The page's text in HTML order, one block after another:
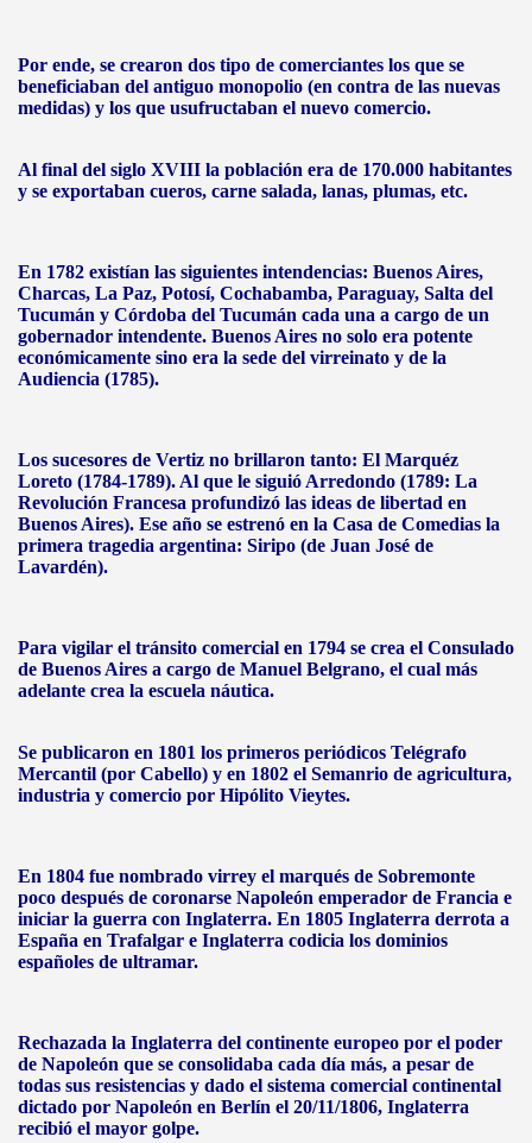
Por ende, se crearon dos tipo de comerciantes los que se
beneficiaban del antiguo monopolio (en contra de las nuevas
medidas) y los que usufructaban el nuevo comercio.
Al final del siglo XVIII la población era de 170.000 habitantes
y se exportaban cueros, carne salada, lanas, plumas, etc.
En 1782 existían las siguientes intendencias: Buenos Aires,
Charcas, La Paz, Potosí, Cochabamba, Paraguay, Salta del
Tucumán y Córdoba del Tucumán cada una a cargo de un
gobernador intendente. Buenos Aires no solo era potente
económicamente sino era la sede del virreinato y de la
Audiencia (1785).
Los sucesores de Vertiz no brillaron tanto: El Marquéz
Loreto (1784-1789). Al que le siguió Arredondo (1789: La
Revolución Francesa profundizó las ideas de libertad en
Buenos Aires). Ese año se estrenó en la Casa de Comedias la
primera tragedia argentina: Siripo (de Juan José de
Lavardén).
Para vigilar el tránsito comercial en 1794 se crea el Consulado
de Buenos Aires a cargo de Manuel Belgrano, el cual más
adelante crea la escuela náutica.
Se publicaron en 1801 los primeros periódicos Telégrafo
Mercantil (por Cabello) y en 1802 el Semanrio de agricultura,
industria y comercio por Hipólito Vieytes.
En 1804 fue nombrado virrey el marqués de Sobremonte
poco después de coronarse Napoleón emperador de Francia e
iniciar la guerra con Inglaterra. En 1805 Inglaterra derrota a
España en Trafalgar e Inglaterra codicia los dominios
españoles de ultramar.
Rechazada la Inglaterra del continente europeo por el poder
de Napoleón que se consolidaba cada día más, a pesar de
todas sus resistencias y dado el sistema comercial continental
dictado por Napoleón en Berlín el 20/11/1806, Inglaterra
recibió el mayor golpe.